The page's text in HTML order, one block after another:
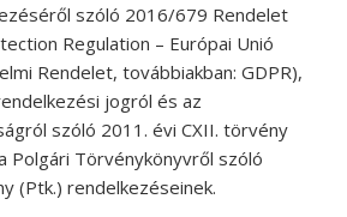
szóló 2016/679 Rendelet
Regulation – Európai Unió
Rendelet, továbbiakban: GDPR),
jogról és az
szóló 2011. évi CXII. törvény
Polgári Törvénykönyvről szóló
(Ptk.) rendelkezéseinek.